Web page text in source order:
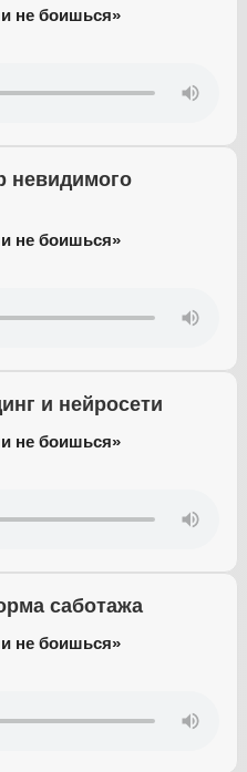
не боишься»
невидимого
не боишься»
и нейросети
не боишься»
саботажа
не боишься»